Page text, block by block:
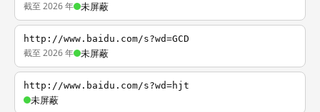
截至 2026 年 未屏蔽
http://www.baidu.com/s?wd=GCD
截至 2026 年 未屏蔽
http://www.baidu.com/s?wd=hjt
未屏蔽